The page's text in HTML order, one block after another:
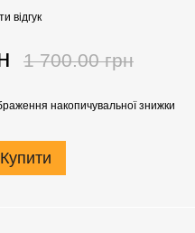
відгук
1 700.00 грн
накопичувальної знижки
Купити